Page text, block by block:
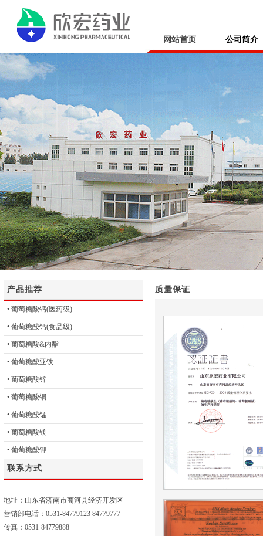
网站首页 公司简介
产品推荐
• 葡萄糖酸钙(医药级)
• 葡萄糖酸钙(食品级)
• 葡萄糖酸&内酯
• 葡萄糖酸亚铁
• 葡萄糖酸锌
• 葡萄糖酸铜
• 葡萄糖酸锰
• 葡萄糖酸镁
• 葡萄糖酸钾
联系方式
地址：山东省济南市商河县经济开发区
营销部电话：0531-84779123 84779777
传真：0531-84779888
质量保证